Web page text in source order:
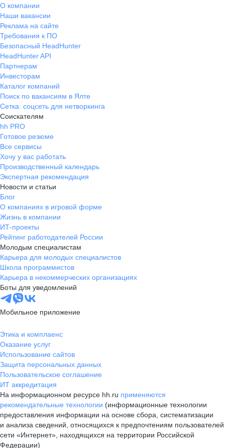
О компании
Наши вакансии
Реклама на сайте
Требования к ПО
Безопасный HeadHunter
HeadHunter API
Партнерам
Инвесторам
Каталог компаний
Поиск по вакансиям в Ялте
Сетка: соцсеть для нетворкинга
Соискателям
hh PRO
Готовое резюме
Все сервисы
Хочу у вас работать
Производственный календарь
Экспертная рекомендация
Новости и статьи
Блог
О компаниях в игровой форме
Жизнь в компании
ИТ-проекты
Рейтинг работодателей России
Молодым специалистам
Карьера для молодых специалистов
Школа программистов
Карьера в некоммерческих организациях
Боты для уведомлений
Мобильное приложение
Этика и комплаенс
Оказание услуг
Использование сайтов
Защита персональных данных
Пользовательское соглашение
ИТ аккредитация
На информационном ресурсе hh.ru применяются
рекомендательные технологии (информационные технологии
предоставления информации на основе сбора, систематизации
и анализа сведений, относящихся к предпочтениям пользователей
сети «Интернет», находящихся на территории Российской
Федерации)